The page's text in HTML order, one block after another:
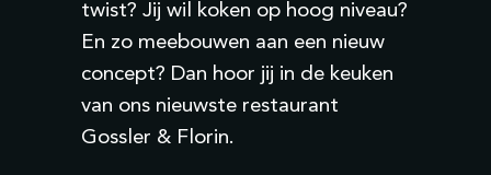
twist? Jij wil koken op hoog niveau?
En zo meebouwen aan een nieuw
concept? Dan hoor jij in de keuken
van ons nieuwste restaurant
Gossler & Florin.